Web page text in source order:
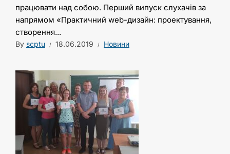
працювати над собою. Перший випуск слухачів за
напрямом «Практичний web-дизайн: проектування,
створення...
By scptu 18.06.2019 Новини